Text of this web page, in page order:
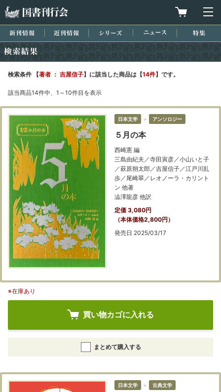
買物カゴを
新刊情報 近刊情報 シリーズ ニュース
検索条件 【著者 ： 吉屋信子】に該当した商品は【14件】です。
該当商品14件中、1～10件目を表示
日本文学 ＞ アンソロジー
５月の本
西崎憲 編
三島由紀夫／寺田寅彦／小山いと子
／萩原朔太郎／吉屋信子／江戸川乱
歩／尾崎翠／レオノーラ・カリント
ン 他著
澁澤龍彦 他訳
定価 3,080円
（本体価格2,800円）
発売日 2025/03/17
※在庫あり
買い物カゴに入れる
まとめて購入する
日本文学 ＞ 古典文学